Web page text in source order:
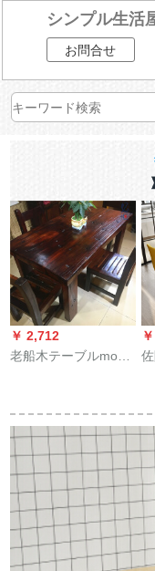
シンプル生活
お問合せ
￥ 2,712
老船木テーブルmoda
古典茶テーブルセッ
ト1.3 mテーブル+4背
もたれ椅子